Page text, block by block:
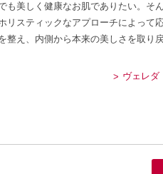
美しく健康なお肌でありたい。そ
リスティックなアプローチによって
え、内側から本来の美しさを取り
ヴェレダ